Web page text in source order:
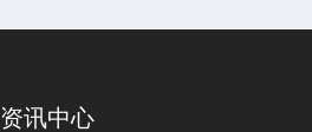
资讯中心